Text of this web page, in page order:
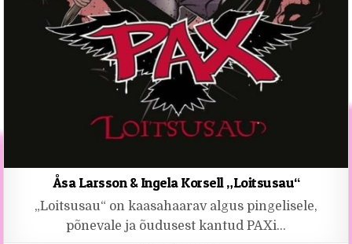
Åsa Larsson & Ingela Korsell „Loitsusau“
„Loitsusau“ on kaasahaarav algus pingelisele,
põnevale ja õudusest kantud PAXi…